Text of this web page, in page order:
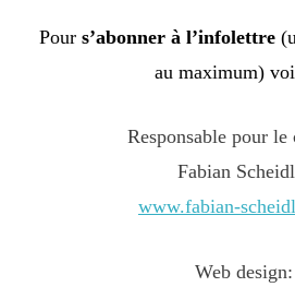
Pours’abonner à l’infolettre
au maximum)
Responsable pour le
Fabian
www.fabian-
Web design: